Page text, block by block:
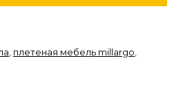
плетеная мебель millargo